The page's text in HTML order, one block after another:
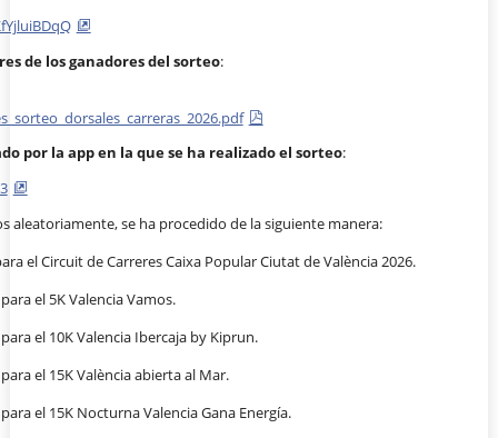
de los ganadores del sorteo:
por la app en la que se ha realizado el sorteo:
aleatoriamente, se ha procedido de la siguiente manera:
el Circuit de Carreres Caixa Popular Ciutat de València 2026.
el 5K Valencia Vamos.
el 10K Valencia Ibercaja by Kiprun.
el 15K València abierta al Mar.
el 15K Nocturna Valencia Gana Energía.